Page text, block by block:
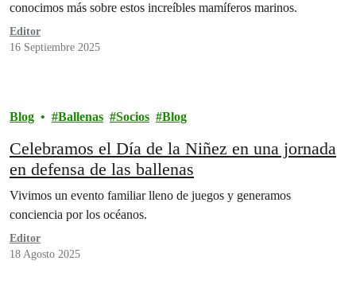
conocimos más sobre estos increíbles mamíferos marinos.
Editor
16 Septiembre 2025
Blog Ballenas Socios Blog
Celebramos el Día de la Niñez en una jornada
en defensa de las ballenas
Vivimos un evento familiar lleno de juegos y generamos
conciencia por los océanos.
Editor
18 Agosto 2025